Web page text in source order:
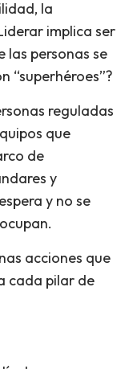
la
implica ser
las personas se
“superhéroes”?
reguladas
que
de
y
y no se
acciones que
cada pilar de